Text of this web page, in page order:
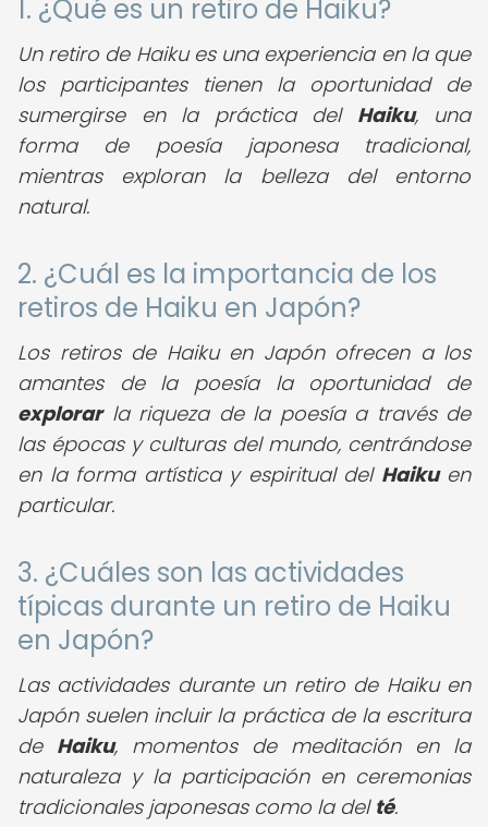
1. ¿Qué es un retiro de Haiku?
Un retiro de Haiku es una experiencia en la que
los participantes tienen la oportunidad de
sumergirse en la práctica del Haiku, una
forma de poesía japonesa tradicional,
mientras exploran la belleza del entorno
natural.
2. ¿Cuál es la importancia de los
retiros de Haiku en Japón?
Los retiros de Haiku en Japón ofrecen a los
amantes de la poesía la oportunidad de
explorarla riqueza de la poesía a través de
las épocas y culturas del mundo, centrándose
en la forma artística y espiritual del Haikuen
particular.
3. ¿Cuáles son las actividades
típicas durante un retiro de Haiku
en Japón?
Las actividades durante un retiro de Haiku en
Japón suelen incluir la práctica de la escritura
de Haiku, momentos de meditación en la
naturaleza y la participación en ceremonias
tradicionales japonesas como la del té.